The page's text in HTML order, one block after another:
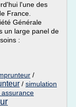
l'une des
France.
Générale
un large panel de
:
/
/ simulation